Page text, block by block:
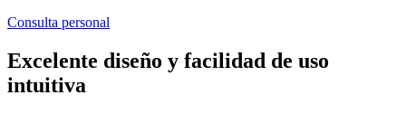
Consulta personal
Excelente diseño y facilidad de uso
intuitiva